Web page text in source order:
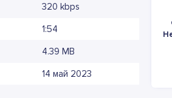
320 kbps
1:54
4.39 MB
14 май 2023